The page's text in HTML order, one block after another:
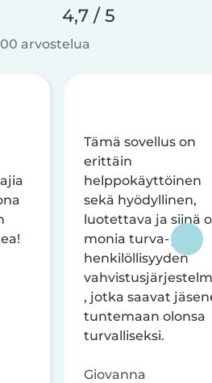
4,7 / 5
arvostelua
Tämä sovellus on
erittäin
helppokäyttöinen
sekä hyödyllinen,
luotettava ja siinä
monia turva- ja
henkilöllisyyden
, jotka saavat
tuntemaan olonsa
turvalliseksi.
Giovanna